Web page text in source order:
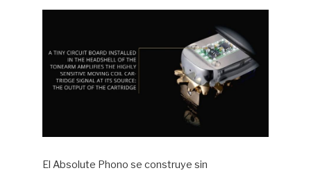
El Absolute Phono se construye sin